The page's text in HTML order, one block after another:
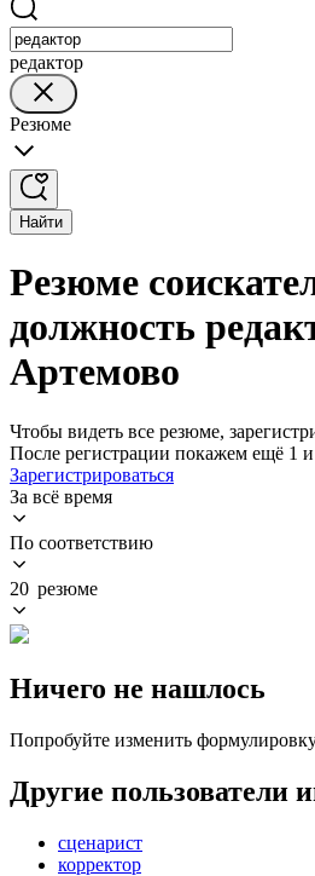
редактор
Резюме
Найти
Резюме
должность
Артемово
Чтобы видеть все резюме,
После регистрации покажем ещё 1
Зарегистрироваться
За всё время
По соответствию
20 резюме
Ничего не нашлось
Попробуйте изменить
Другие пользователи
сценарист
корректор